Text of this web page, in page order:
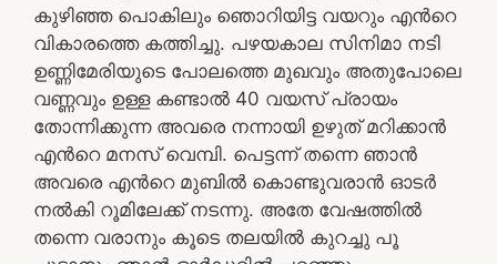
കുഴിഞ്ഞ പൊകിലും ഞൊറിയിട്ട വയറും എന്‍റെ
വികാരത്തെ കത്തിച്ചു. പഴയകാല സിനിമാ നടി
ഉണ്ണിമേരിയുടെ പോലത്തെ മുഖവും അതുപോലെ
വണ്ണവും ഉള്ള കണ്ടാൽ 40 വയസ് പ്രായം
തോന്നിക്കുന്ന അവരെ നന്നായി ഉഴുത് മറിക്കാൻ
എന്‍റെ മനസ് വെമ്പി. പെട്ടന്ന് തന്നെ ഞാൻ
അവരെ എന്‍റെ മുബിൽ കൊണ്ടുവരാൻ ഓടർ
നൽകി റൂമിലേക്ക് നടന്നു. അതേ വേഷത്തിൽ
തന്നെ വരാനും കൂടെ തലയിൽ കുറച്ചു പൂ